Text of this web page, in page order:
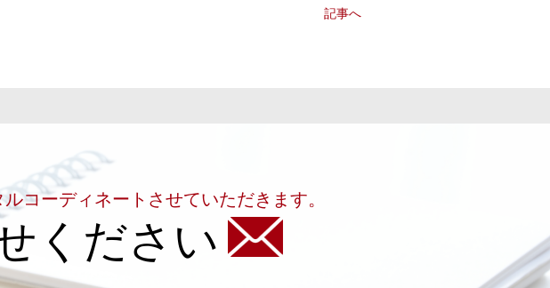
記事へ
コーディネートさせていただきます。
ください